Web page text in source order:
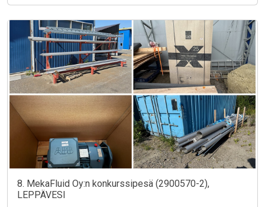
8. MekaFluid Oy:n konkurssipesä (2900570-2),
LEPPÄVESI